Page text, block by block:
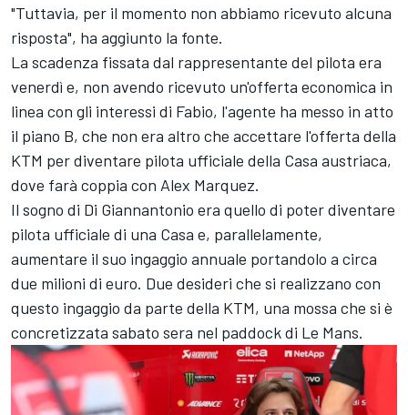
"Tuttavia, per il momento non abbiamo ricevuto alcuna
risposta", ha aggiunto la fonte.
La scadenza fissata dal rappresentante del pilota era
venerdì e, non avendo ricevuto un'offerta economica in
linea con gli interessi di Fabio, l'agente ha messo in atto
il piano B, che non era altro che accettare l'offerta della
KTM per diventare pilota ufficiale della Casa austriaca,
dove farà coppia con Alex Marquez.
Il sogno di Di Giannantonio era quello di poter diventare
pilota ufficiale di una Casa e, parallelamente,
aumentare il suo ingaggio annuale portandolo a circa
due milioni di euro. Due desideri che si realizzano con
questo ingaggio da parte della KTM, una mossa che si è
concretizzata sabato sera nel paddock di Le Mans.